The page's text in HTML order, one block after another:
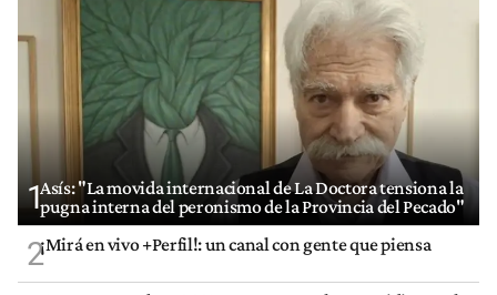
1Asís: "La movida internacional de La Doctora tensiona la
pugna interna del peronismo de la Provincia del Pecado"
2¡Mirá en vivo +Perfil!: un canal con gente que piensa